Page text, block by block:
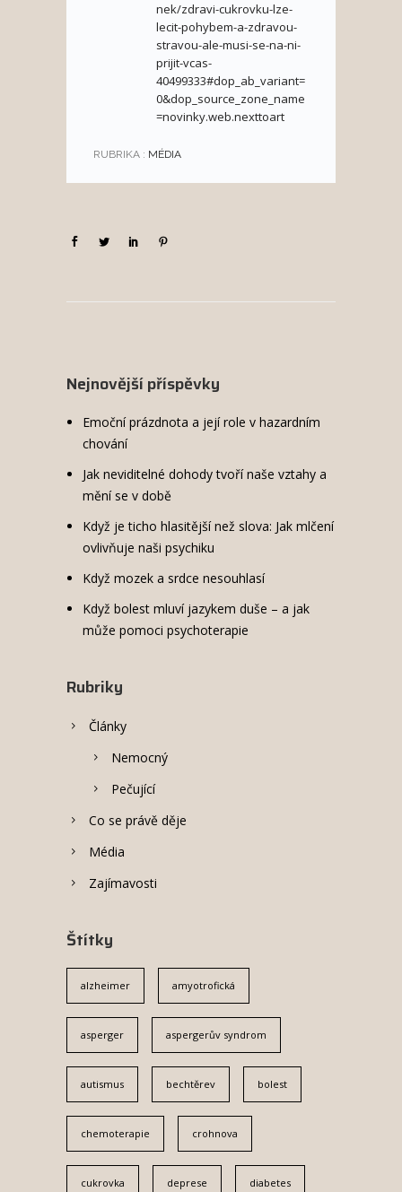
nek/zdravi-cukrovku-lze-
lecit-pohybem-a-zdravou-
stravou-ale-musi-se-na-ni-
prijit-vcas-
40499333#dop_ab_variant=
0&dop_source_zone_name
=novinky.web.nexttoart
RUBRIKA : MÉDIA
Nejnovější příspěvky
Emoční prázdnota a její role v hazardním
chování
Jak neviditelné dohody tvoří naše vztahy a
mění se v době
Když je ticho hlasitější než slova: Jak mlčení
ovlivňuje naši psychiku
Když mozek a srdce nesouhlasí
Když bolest mluví jazykem duše – a jak
může pomoci psychoterapie
Rubriky
Články
Nemocný
Pečující
Co se právě děje
Média
Zajímavosti
Štítky
alzheimer amyotrofická
asperger aspergerův syndrom
autismus bechtěrev bolest
chemoterapie crohnova
cukrovka deprese diabetes